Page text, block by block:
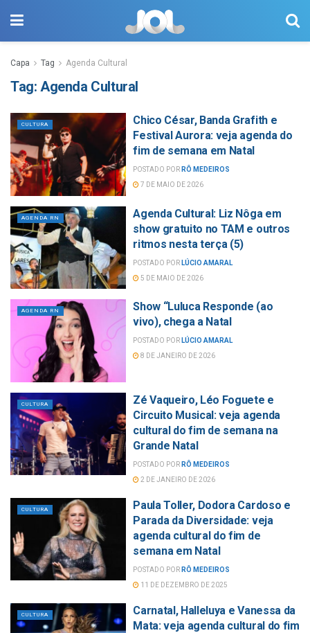
Capa Tag Agenda Cultural
Tag: Agenda Cultural
CULTURA
Chico César, Banda Grafith e
Festival Aurora: veja agenda do
fim de semana em Natal
POSTADO POR RÔ MEDEIROS
7 DE MAIO DE 2026
AGENDA RN
Agenda Cultural: Liz Nôga em
show gratuito no TAM e outros
ritmos nesta terça (5)
POSTADO POR LÚCIO AMARAL
5 DE MAIO DE 2026
AGENDA RN
Show “Luluca Responde (ao
vivo), chega a Natal
POSTADO POR LÚCIO AMARAL
8 DE JANEIRO DE 2026
CULTURA
Zé Vaqueiro, Léo Foguete e
Circuito Musical: veja agenda
cultural do fim de semana na
Grande Natal
POSTADO POR RÔ MEDEIROS
2 DE JANEIRO DE 2026
CULTURA
Paula Toller, Dodora Cardoso e
Parada da Diversidade: veja
agenda cultural do fim de
semana em Natal
POSTADO POR RÔ MEDEIROS
11 DE DEZEMBRO DE 2025
CULTURA
Carnatal, Halleluya e Vanessa da
Mata: veja agenda cultural do fim